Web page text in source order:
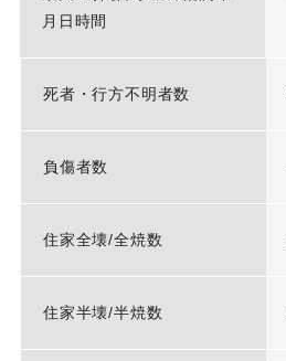
月日時間
死者・行方不明者数
負傷者数
住家全壊/全焼数
住家半壊/半焼数